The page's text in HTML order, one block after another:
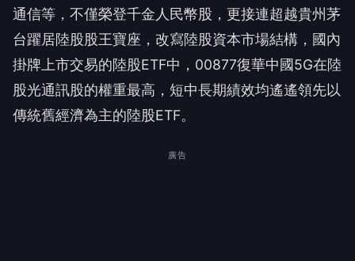
通信等，不僅榮登千金人民幣股，更接連超越貴州茅
台躍居陸股股王寶座，改寫陸股資本市場結構，國內
掛牌上市交易的陸股ETF中，00877復華中國5G在陸
股光通訊股的權重最高，短中長期績效均遙遙領先以
傳統舊經濟為主的陸股ETF。
廣告